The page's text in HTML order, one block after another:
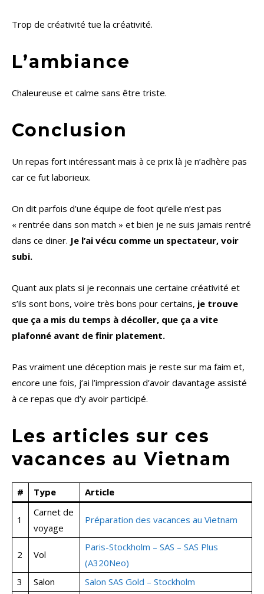
Trop de créativité tue la créativité.
L’ambiance
Chaleureuse et calme sans être triste.
Conclusion
Un repas fort intéressant mais à ce prix là je n’adhère pas
car ce fut laborieux.
On dit parfois d’une équipe de foot qu’elle n’est pas
« rentrée dans son match » et bien je ne suis jamais rentré
dans ce diner. Je l’ai vécu comme un spectateur, voir
subi.
Quant aux plats si je reconnais une certaine créativité et
s’ils sont bons, voire très bons pour certains, je trouve
que ça a mis du temps à décoller, que ça a vite
plafonné avant de finir platement.
Pas vraiment une déception mais je reste sur ma faim et,
encore une fois, j’ai l’impression d’avoir davantage assisté
à ce repas que d’y avoir participé.
Les articles sur ces
vacances au Vietnam
# Type Article
1
Carnet de
voyage
Préparation des vacances au Vietnam
2 Vol
Paris-Stockholm – SAS – SAS Plus
(A320Neo)
3
Salon Salon SAS Gold – Stockholm